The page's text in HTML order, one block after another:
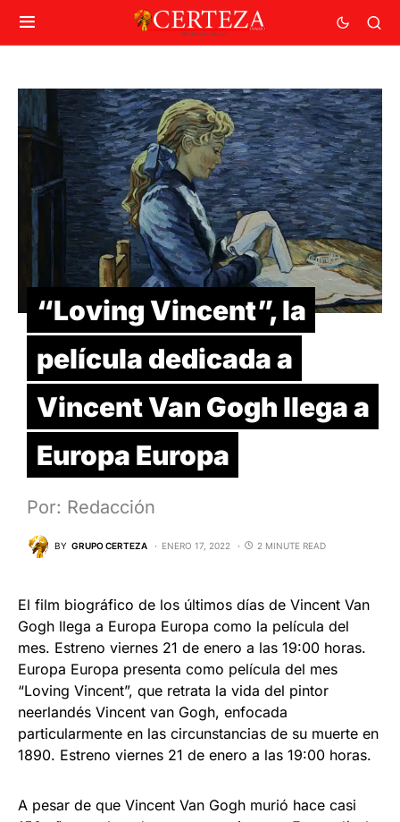
“Loving Vincent”, la
película dedicada a
Vincent Van Gogh llega a
Europa Europa
Por: Redacción
BY GRUPO CERTEZA ENERO 17, 2022 2 MINUTE READ
El film biográfico de los últimos días de Vincent Van
Gogh llega a Europa Europa como la película del
mes. Estreno viernes 21 de enero a las 19:00 horas.
Europa Europa presenta como película del mes
“Loving Vincent”, que retrata la vida del pintor
neerlandés Vincent van Gogh, enfocada
particularmente en las circunstancias de su muerte en
1890. Estreno viernes 21 de enero a las 19:00 horas.
A pesar de que Vincent Van Gogh murió hace casi